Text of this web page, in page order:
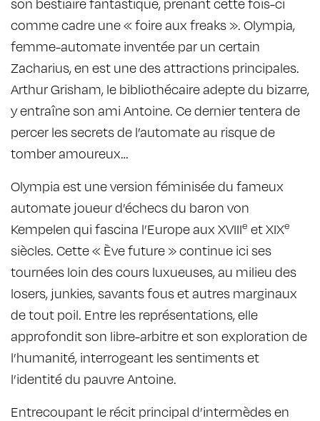
comme cadre une « foire aux freaks ». Olympia,
femme-automate inventée par un certain
Zacharius, en est une des attractions principales.
Arthur Grisham, le bibliothécaire adepte du bizarre,
y entraîne son ami Antoine. Ce dernier tentera de
percer les secrets de l’automate au risque de
tomber amoureux…
Olympia est une version féminisée du fameux
automate joueur d’échecs du baron von
Kempelen qui fascina l’Europe aux XVIIIe et XIXe
siècles. Cette « Ève future » continue ici ses
tournées loin des cours luxueuses, au milieu des
losers, junkies, savants fous et autres marginaux
de tout poil. Entre les représentations, elle
approfondit son libre-arbitre et son exploration de
l’humanité, interrogeant les sentiments et
l’identité du pauvre Antoine.
Entrecoupant le récit principal d’intermèdes en